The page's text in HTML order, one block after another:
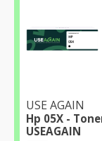
USE AGAIN
Hp 05X -
USEAGAIN